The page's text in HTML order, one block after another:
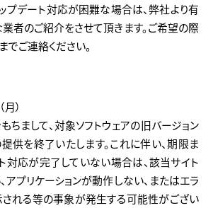
プデート対応が困難な場合は、弊社より有
者のご紹介をさせて頂きます。ご希望の際
ご連絡ください。
）
まして、対象ソフトウェアの旧バージョン
供を終了いたします。これに伴い、期限ま
対応が完了していない場合は、該当サイト
アプリケーションが動作しない、またはエラ
れる等の事象が発生する可能性がござい